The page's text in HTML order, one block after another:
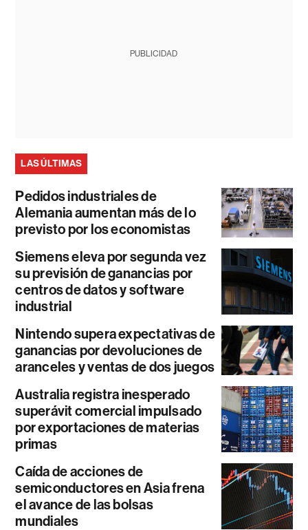
PUBLICIDAD
LAS ÚLTIMAS
Pedidos industriales de
Alemania aumentan más de lo
previsto por los economistas
Siemens eleva por segunda vez
su previsión de ganancias por
centros de datos y software
industrial
Nintendo supera expectativas de
ganancias por devoluciones de
aranceles y ventas de dos juegos
Australia registra inesperado
superávit comercial impulsado
por exportaciones de materias
primas
Caída de acciones de
semiconductores en Asia frena
el avance de las bolsas
mundiales